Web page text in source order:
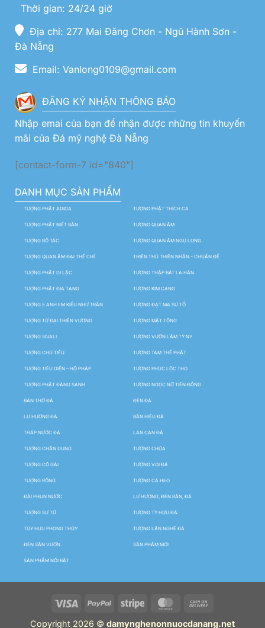
Thời gian: 24/24 giờ
Địa chỉ: 277 Mai Đăng Chơn - Ngũ Hành Sơn -
Đà Nẵng
Email: Vanlong0109@gmail.com
ĐĂNG KÝ NHẬN THÔNG BÁO
Nhập emai của bạn để nhận được những tin khuyến
mãi của Đá mỹ nghệ Đà Nẵng
[contact-form-7 id="840"]
DANH MỤC SẢN PHẨM
TƯỢNG PHẬT ADIDA TƯỢNG PHẬT THÍCH CA
TƯỢNG PHẬT NIẾT BÀN TƯỢNG QUAN ÂM
TƯỢNG BỒ TÁC TƯỢNG QUAN ÂM NGỰ LONG
TƯỢNG QUAN ÂM ĐẠI THẾ CHÍ THIÊN THỦ THIÊN NHÃN – CHUẨN ĐỀ
TƯỢNG PHẬT DI LẶC TƯỢNG THẬP BÁT LA HÁN
TƯỢNG PHẬT ĐỊA TẠNG TƯỢNG KIM CANG
TƯỢNG 5 ANH EM KIỀU NHƯ TRẦN TƯỢNG ĐẠT MA SƯ TỔ
TƯỢNG TỨ ĐẠI THIÊN VƯƠNG TƯỢNG MẬT TÔNG
TƯỢNG SIVALI TƯỢNG VƯỜN LÂM TỲ NY
TƯỢNG CHÚ TIỂU TƯỢNG TAM THẾ PHẬT
TƯỢNG TIÊU DIỆN – HỘ PHÁP TƯỢNG PHÚC LỘC THỌ
TƯỢNG PHẬT ĐẢNG SANH TƯỢNG NGỌC NỮ TIÊN ĐỒNG
BÀN THỜ ĐÁ ĐÈN ĐÁ
LƯ HƯƠNG ĐÁ BẢN HIỆU ĐÁ
THÁP NƯỚC ĐÁ LAN CAN ĐÁ
TƯỢNG CHÂN DUNG TƯỢNG CHÚA
TƯỢNG CÔ GÁI TƯỢNG VOI ĐÁ
TƯỢNG RỒNG TƯỢNG CÁ HEO
ĐÀI PHUN NƯỚC LƯ HƯƠNG, ĐÈN BÀN, ĐÁ
TƯỢNG SƯ TỬ TƯỢNG TỲ HƯU ĐÁ
TÙY HƯU PHONG THỦY TƯỢNG LÂN NGHÊ ĐÁ
ĐÈN SÂN VƯỜN SẢN PHẨM MỚI
SẢN PHẨM NỔI BẬT
Copyright 2026 © damynghenonnuocdanang.net